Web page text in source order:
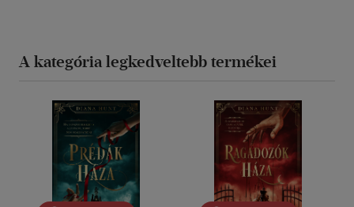
A kategória legkedveltebb termékei